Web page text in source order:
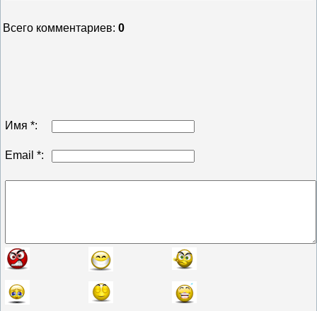
Всего комментариев: 0
Имя *:
Email *: